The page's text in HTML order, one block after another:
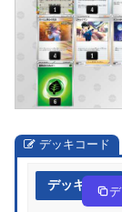
デッキコード
デッキ作成